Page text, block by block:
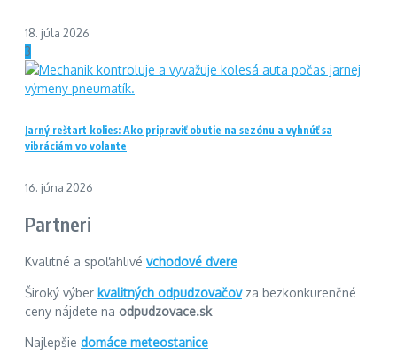
18. júla 2026
3
Jarný reštart kolies: Ako pripraviť obutie na sezónu a vyhnúť sa
vibráciám vo volante
16. júna 2026
Partneri
Kvalitné a spoľahlivé vchodové dvere
Široký výber kvalitných odpudzovačovza bezkonkurenčné
ceny nájdete na odpudzovace.sk
Najlepšie domáce meteostanice